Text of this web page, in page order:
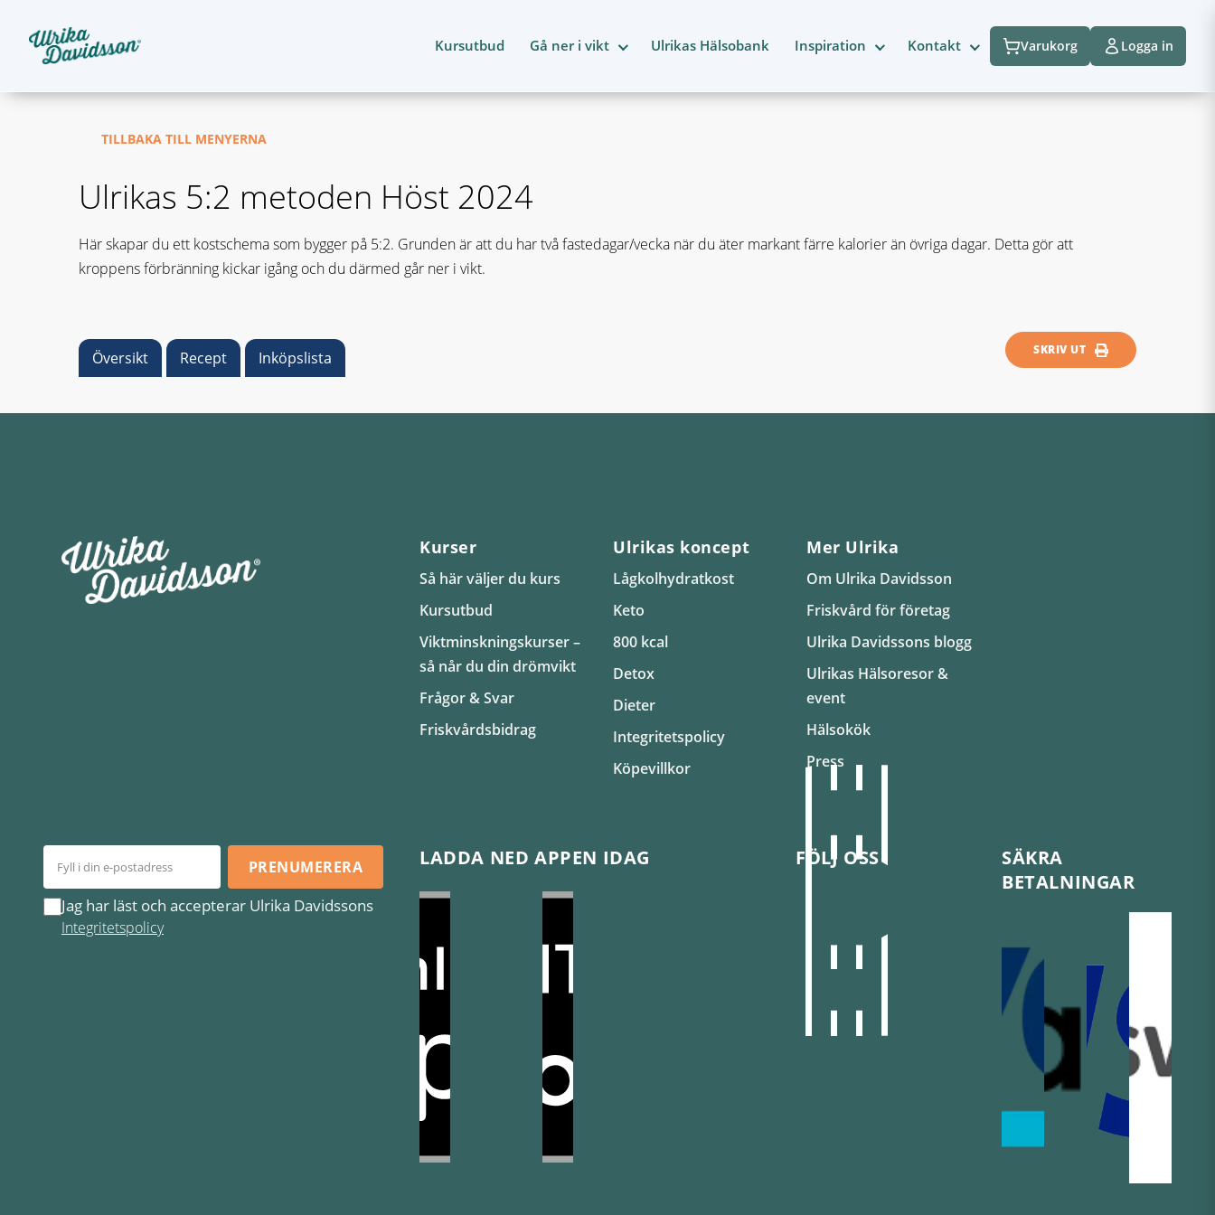
Kursutbud Gå ner i vikt Ulrikas Hälsobank Inspiration Kontakt Varukorg Logga in
TILLBAKA TILL MENYERNA
Ulrikas 5:2 metoden Höst 2024
Här skapar du ett kostschema som bygger på 5:2. Grunden är att du har två fastedagar/vecka när du äter markant färre kalorier än övriga dagar. Detta gör att
kroppens förbränning kickar igång och du därmed går ner i vikt.
Översikt Recept Inköpslista SKRIV UT
Kurser
Så här väljer du kurs
Kursutbud
Viktminskningskurser –
så når du din drömvikt
Frågor & Svar
Friskvårdsbidrag
Ulrikas koncept
Lågkolhydratkost
Keto
800 kcal
Detox
Dieter
Integritetspolicy
Köpevillkor
Mer Ulrika
Om Ulrika Davidsson
Friskvård för företag
Ulrika Davidssons blogg
Ulrikas Hälsoresor &
event
Hälsokök
Press
PRENUMERERA
Jag har läst och accepterar Ulrika Davidssons
Integritetspolicy
LADDA NED APPEN IDAG FÖLJ OSS
SÄKRA
BETALNINGAR